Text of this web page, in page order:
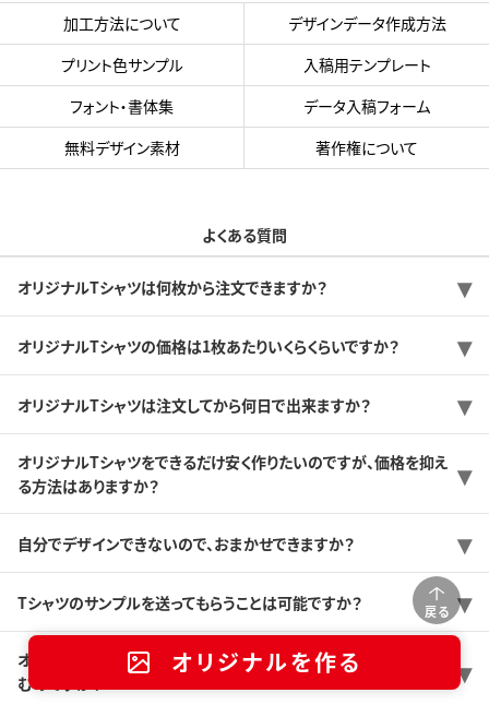
戻る
オリジナルを作る
加工方法について
デザインデータ作成方法
プリント色サンプル
入稿用テンプレート
フォント・書体集
データ入稿フォーム
無料デザイン素材
著作権について
よくある質問
オリジナルTシャツは何枚から注文できますか？
オリジナルTシャツの価格は1枚あたりいくらくらいですか？
オリジナルTシャツは注文してから何日で出来ますか？
オリジナルTシャツをできるだけ安く作りたいのですが、価格を抑え
る方法はありますか？
自分でデザインできないので、おまかせできますか？
Tシャツのサンプルを送ってもらうことは可能ですか？
オリジナルTシャツを初めて作るんですけど、どんな感じで注文が進
むのですか？